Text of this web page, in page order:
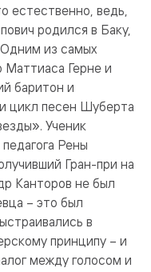
естественно, ведь,
родился в Баку,
из самых
Маттиаса Герне и
баритон и
цикл песен Шуберта
Ученик
Рены
Гран-при на
Канторов не был
– это был
в
принципу – и
между голосом и